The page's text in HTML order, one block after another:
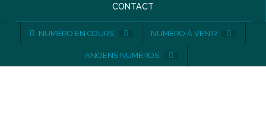
CONTACT
NUMÉRO EN COURS NUMÉRO À VENIR
ANCIENS NUMÉROS